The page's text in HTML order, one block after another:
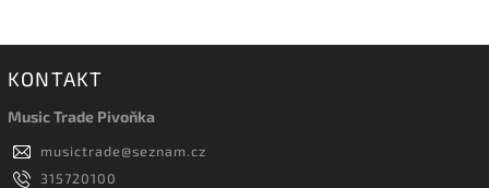
KONTAKT
Music Trade Pivoňka
musictrade@seznam.cz
315720100